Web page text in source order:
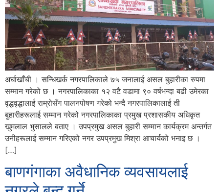
अर्घाखाँची । सन्धिखर्क नगरपालिकाले ७५ जनालाई असल बुहारीका रुपमा
सम्मान गरेको छ । नगरपालिकाका १२ वटै वडामा ९० वर्षभन्दा बढी उमेरका
वृद्धवृद्धालाई राम्रोसँग पालनपोषण गरेको भन्दै नगरपालिकालाई ती
बुहारीहरूलाई सम्मान गरेको नगरपालिकाका प्रमुख प्रशासकीय अधिकृत
खुमलाल भुसालले बताए । उपप्रमुख असल बुहारी सम्मान कार्यक्रम अन्तर्गत
उनीहरूलाई सम्मान गरिएको नगर उपप्रमुख मिश्रा आचार्यको भनाइ छ ।
[…]
बाणगंगाका अवैधानिक व्यवसायलाई